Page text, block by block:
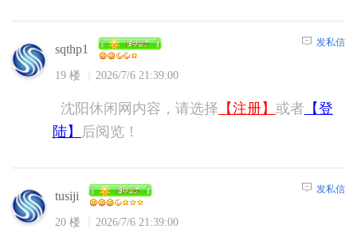
sqthp1
19 楼 2026/7/6 21:39:00
发私信
沈阳休闲网内容，请选择 【注册】 或者 【登
陆】
后阅览！
tusiji
20 楼 2026/7/6 21:39:00
发私信